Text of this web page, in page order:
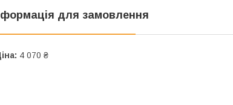
для замовлення
4 070 ₴